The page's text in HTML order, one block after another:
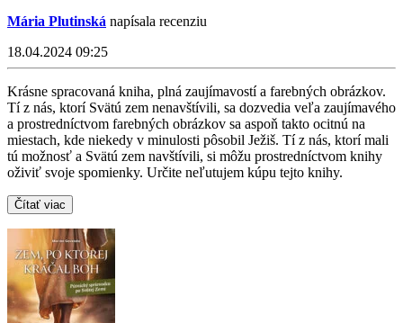
Mária Plutinská napísala recenziu
18.04.2024 09:25
Krásne spracovaná kniha, plná zaujímavostí a farebných obrázkov.
Tí z nás, ktorí Svätú zem nenavštívili, sa dozvedia veľa zaujímavého
a prostredníctvom farebných obrázkov sa aspoň takto ocitnú na
miestach, kde niekedy v minulosti pôsobil Ježiš. Tí z nás, ktorí mali
tú možnosť a Svätú zem navštívili, si môžu prostredníctvom knihy
oživiť svoje spomienky. Určite neľutujem kúpu tejto knihy.
Čítať viac